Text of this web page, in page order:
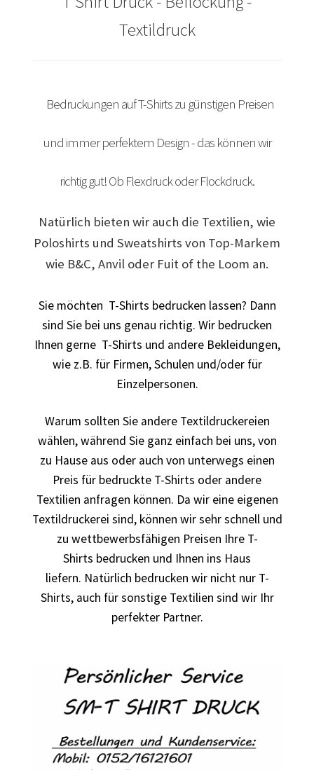
Arbeitskleidung bedrucken Dresden – Firmenlogo
Arbeitskleidung bedrucken Niedersachsen – Firmenlogo
Arbeitskleidung bedrucken Oldenburg – Firmenlogo
Arbeitskleidung bedrucken Osnabrück – Firmenlogo
Arbeitskleidung BEDRUCKEN SCHORNDORF /
Berufsbekleidung
Arbeitskleidung BEDRUCKEN Sindelfingen /
Berufsbekleidung
Arbeitskleidung BEDRUCKEN STUTTGART /
Berufsbekleidung
Arbeitskleidung BEDRUCKEN WAIBLINGEN /
Berufsbekleidung
Arbeitskleidung bedrucken Wilhelmshaven – Firmenlogo
Arbeitspullover bedrucken
Arbeitsshirts bedrucken – Arbeitskleidung
Ärzte T Shirts Kaufen – Motive selber gestalten und
Textildruck
Bedruckungen auf T-Shirts zu günstigen Preisen
und immer perfektem Design - das können wir
richtig gut! Ob Flexdruck oder Flockdruck.
Natürlich bieten wir auch die Textilien, wie
Poloshirts und Sweatshirts von Top-Markem
wie B&C, Anvil oder Fuit of the Loom an.
Sie möchten T-Shirts bedrucken lassen? Dann
sind Sie bei uns genau richtig. Wir bedrucken
Ihnen gerne T-Shirts und andere Bekleidungen,
wie z.B. für Firmen, Schulen und/oder für
Einzelpersonen.
Warum sollten Sie andere Textildruckereien
wählen, während Sie ganz einfach bei uns, von
zu Hause aus oder auch von unterwegs einen
Preis für bedruckte T-Shirts oder andere
Textilien anfragen können. Da wir eine eigenen
Textildruckerei sind, können wir sehr schnell und
zu wettbewerbsfähigen Preisen Ihre T-
Shirts bedrucken und Ihnen ins Haus
liefern. Natürlich bedrucken wir nicht nur T-
Shirts, auch für sonstige Textilien sind wir Ihr
perfekter Partner.